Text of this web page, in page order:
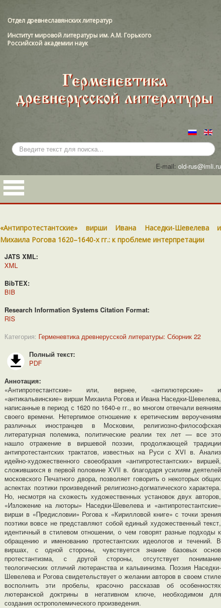
Отдел древнеславянских литератур
Институт мировой литературы им. А.М. Горького
Российской академии наук
Искать...
E-mail: old-rus@imli.ru
«Антипротестантские» вирши Ивана Наседки-Шевелева и
Михаила Рогова 1620–1640-х гг.: к проблеме интерпретации
JATS XML:
XML
BibTEX:
BIB
Research Information Systems Citation Format:
RIS
Категория: Герменевтика древнерусской литературы: Сборник 22
Полный текст:
PDF
Аннотация:
«Антипротестантские» или, вернее, «антилютерские» и
«антикальвинские» вирши Михаила Рогова и Ивана Наседки-Шевелева,
написанные в период с 1620 по 1640-е гг., во многом отвечали веяниям
своего времени. Нетерпимое отношение к еретическим вероучениям
различных иностранцев в Московии, религиозно-философская
литературная полемика, политические реалии тех лет — все это
нашло отражение в виршевой поэзии, продолжающей традиции
антипротестантских трактатов, известных на Руси с XVI в. Анализ
идейно-художественного своеобразия «антипротестантских» виршей,
сложившихся в первой половине XVII в. благодаря усилиям деятелей
московского Печатного двора, позволяет говорить о некоторых общих
аспектах поэтики произведений религиозно-догматического характера.
Но, несмотря на схожесть художественных установок двух авторов,
«Изложение на люторы» Наседки-Шевелева и «антипротестантские»
вирши в «Предисловии» Рогова к «Кирилловой книге» с точки зрения
поэтики вовсе не представляют собой единый художественный текст,
идентичный в стилевом отношении, о чем говорят разные подходы к
обращению и именованию протестантских идеологов и течений. В
виршах, с одной стороны, чувствуется знание базовых основ
протестантизма, с другой стороны, отсутствует понимание
теологических отличий лютеранства и кальвинизма. Поэзия Наседки-
Шевелева и Рогова свидетельствует о желании авторов в своем стиле
восполнить эти пробелы, красочно рассказав об особенностях
лютеранской доктрины в негативном ключе, необходимом для
создания острополемического произведения.